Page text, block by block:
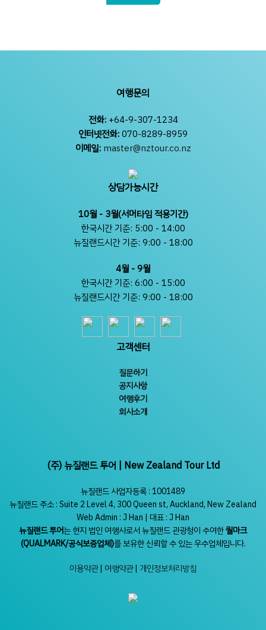
(주) 뉴질랜드 투어 | New Zealand Tour Ltd
뉴질랜드 사업자등록 : 1001489
뉴질랜드 주소 : Suite 2 Level 4, 300 Queen st, Auckland, New Zealand
Web Admin : J Han | 대표 : J Han
뉴질랜드 투어는 현지 법인 여행사로서 뉴질랜드 관광청이 수여한퀄마크
(QUALMARK/공식보증업체)를 보유한 신뢰할 수 있는 우수업체입니다.
이용약관| 여행약관| 개인정보처리방침
여행문의
전화:+64-9-307-1234
인터넷전화:070-8289-8959
이메일: master@nztour.co.nz
상담가능시간
10월 - 3월(서머타임 적용기간)
한국시간 기준: 5:00 - 14:00
뉴질랜드시간 기준: 9:00 - 18:00
4월 - 9월
한국시간 기준: 6:00 - 15:00
뉴질랜드시간 기준: 9:00 - 18:00
고객센터
질문하기
공지사항
여행후기
회사소개